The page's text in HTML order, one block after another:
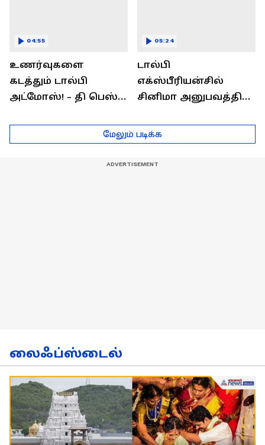
உணர்வுகளை
கடத்தும் டால்பி
அட்மோஸ்! - தி பெஸ்ட்
எக்ஸ்பீரியன்ஸ்
04:55
டால்பி
எக்ஸ்பீரியன்சில்
சினிமா அனுபவத்தில்
05:24
மேலும் படிக்க
லைஃப்ஸ்டைல்